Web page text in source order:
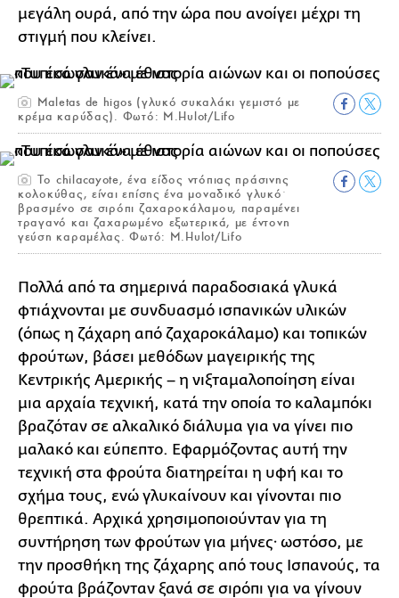
μεγάλη ουρά, από την ώρα που ανοίγει μέχρι τη
στιγμή που κλείνει.
Maletas de higos (γλυκό συκαλάκι γεμιστό με
κρέμα καρύδας). Φωτό: M.Hulot/Lifo
Το chilacayote, ένα είδος ντόπιας πράσινης
κολοκύθας, είναι επίσης ένα μοναδικό γλυκόˑ
βρασμένο σε σιρόπι ζαχαροκάλαμου, παραμένει
τραγανό και ζαχαρωμένο εξωτερικά, με έντονη
γεύση καραμέλας. Φωτό: M.Hulot/Lifo
Πολλά από τα σημερινά παραδοσιακά γλυκά
φτιάχνονται με συνδυασμό ισπανικών υλικών
(όπως η ζάχαρη από ζαχαροκάλαμο) και τοπικών
φρούτων, βάσει μεθόδων μαγειρικής της
Κεντρικής Αμερικής – η νιξταμαλοποίηση είναι
μια αρχαία τεχνική, κατά την οποία το καλαμπόκι
βραζόταν σε αλκαλικό διάλυμα για να γίνει πιο
μαλακό και εύπεπτο. Εφαρμόζοντας αυτή την
τεχνική στα φρούτα διατηρείται η υφή και το
σχήμα τους, ενώ γλυκαίνουν και γίνονται πιο
θρεπτικά. Αρχικά χρησιμοποιούνταν για τη
συντήρηση των φρούτων για μήνες· ωστόσο, με
την προσθήκη της ζάχαρης από τους Ισπανούς, τα
φρούτα βράζονταν ξανά σε σιρόπι για να γίνουν